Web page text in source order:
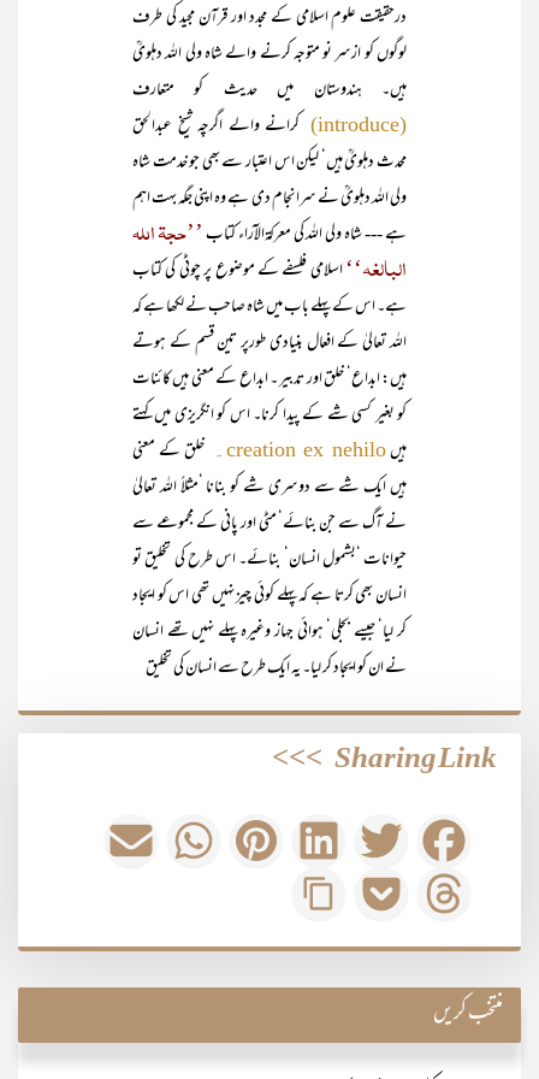
درحقیقت علوم اسلامی کے مجدد اور قرآن مجید کی طرف
لوگوں کو ازسر نو متوجہ کرنے والے شاہ ولی اللہ دہلویؒ
ہیں۔ ہندوستان میں حدیث کو متعارف
(introduce)
کرانے والے اگرچہ شیخ عبدالحق
محدث دہلویؒ ہیں‘ لیکن اس اعتبار سے بھی جو خدمت شاہ
ولی اللہ دہلویؒ نے سرانجام دی ہے وہ اپنی جگہ بہت اہم
ہے --- شاہ ولی اللہ کی معرکۃالآراء کتاب’’حجۃ اللہ
البالغہ‘‘اسلامی فلسفے کے موضوع پر چوٹی کی کتاب
ہے۔ اس کے پہلے باب میں شاہ صاحب نے لکھا ہے کہ
اللہ تعالیٰ کے افعال بنیادی طورپر تین قسم کے ہوتے
ہیں: ابداع‘ خلق اور تدبیر ۔ ابداع کے معنی ہیں کائنات
کو بغیر کسی شے کے پیدا کرنا۔ اس کو انگریزی میں کہتے
ہیںcreation ex nehilo۔
خلق کے معنی
ہیں ایک شے سے دوسری شے کو بنانا ‘مثلاً اللہ تعالیٰ
نے آگ سے جن بنائے‘ مٹی اور پانی کے مجموعے سے
حیوانات ‘بشمول انسان‘ بنائے۔ اس طرح کی تخلیق تو
انسان بھی کرتا ہے کہ پہلے کوئی چیز نہیں تھی اس کو ایجاد
کر لیا‘ جیسے بجلی‘ ہوائی جہاز وغیرہ پہلے نہیں تھے انسان
نے ان کو ایجاد کر لیا۔ یہ ایک طرح سے انسان کی تخلیق
Sharing Link
>>>
منتخب کریں